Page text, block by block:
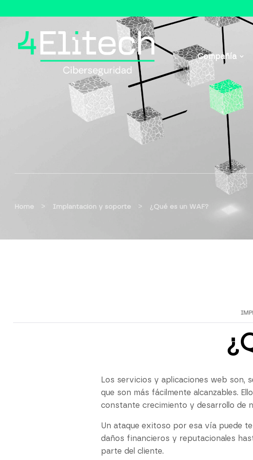
Compañía
Home > Implantacion y soporte > ¿Qué es un WAF?
Los servicios y aplicaciones web son,
que son más fácilmente alcanzables.
constante crecimiento y desarrollo de
Un ataque exitoso por esa vía puede
daños financieros y reputacionales
parte del cliente.